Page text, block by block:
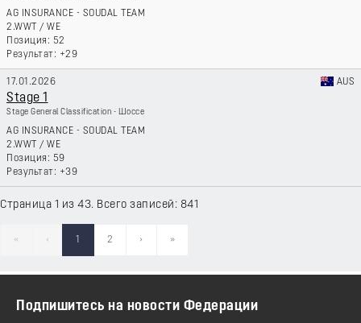
AG INSURANCE - SOUDAL TEAM
2.WWT / WE
52
+29
17.01.2026 AUS
Stage 1
Stage General Classification - Шоссе
AG INSURANCE - SOUDAL TEAM
2.WWT / WE
59
+39
Страница 1 из 43. Всего записей: 841
« ‹ 1 2 › »
Подпишитесь на новости Федерации